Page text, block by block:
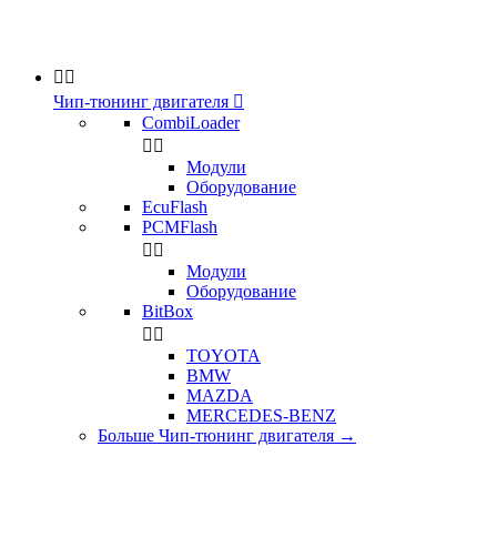
 
Чип-тюнинг двигателя 
CombiLoader
 
Модули
Оборудование
EcuFlash
PCMFlash
 
Модули
Оборудование
BitBox
 
TOYOTA
BMW
MAZDA
MERCEDES-BENZ
Больше Чип-тюнинг двигателя →